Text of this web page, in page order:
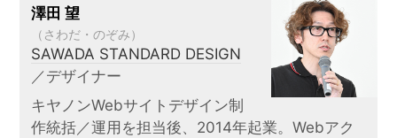
澤田 望
（さわだ・のぞみ）
SAWADA STANDARD DESIGN
／デザイナー
キヤノンWebサイトデザイン制
作統括／運用を担当後、2014年起業。Webアク